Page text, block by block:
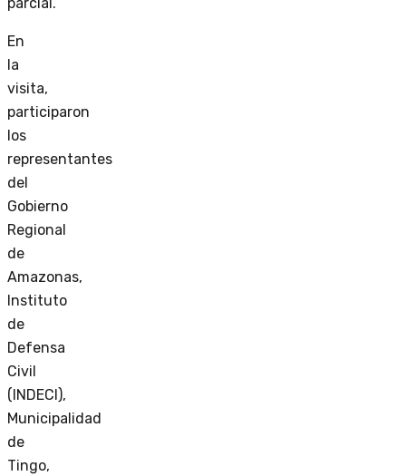
parcial.
En
la
visita,
participaron
los
representantes
del
Gobierno
Regional
de
Amazonas,
Instituto
de
Defensa
Civil
(INDECI),
Municipalidad
de
Tingo,